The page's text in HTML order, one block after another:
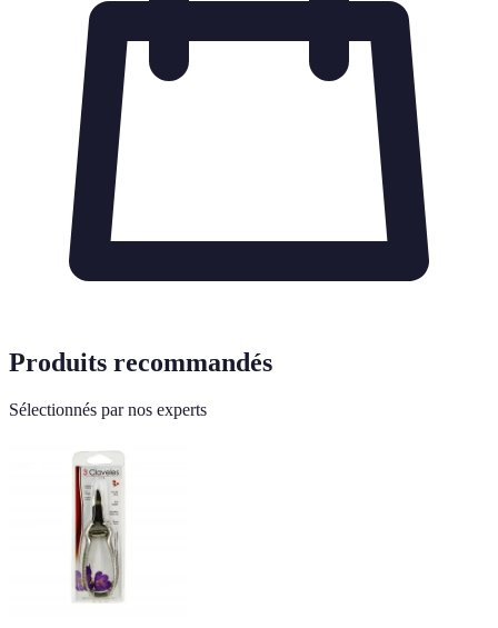
Produits recommandés
Sélectionnés par nos experts